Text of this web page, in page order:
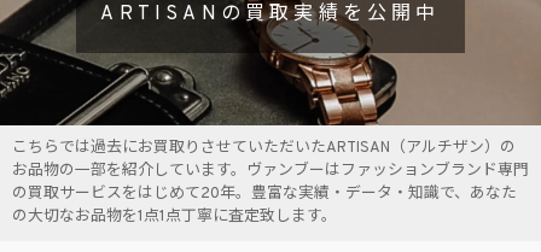
ARTISANの買取実績を公開中
こちらでは過去にお買取りさせていただいたARTISAN（アルチザン）の
お品物の一部を紹介しています。ヴァンブーはファッションブランド専門
の買取サービスをはじめて20年。豊富な実績・データ・知識で、あなた
の大切なお品物を1点1点丁寧に査定致します。